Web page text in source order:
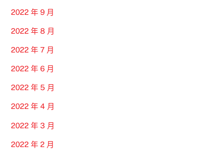
2022 年 9 月
2022 年 8 月
2022 年 7 月
2022 年 6 月
2022 年 5 月
2022 年 4 月
2022 年 3 月
2022 年 2 月